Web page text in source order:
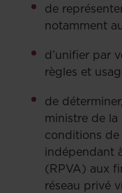
de
notamment
d’unifier par
règles et
de
ministre de
conditions
indépendant
(RPVA) aux
réseau privé